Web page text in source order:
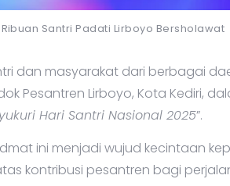
Ribuan Santri Padati Lirboyo Bersholawat
dan masyarakat dari berbagai
Pesantren Lirboyo, Kota Kediri,
Hari Santri Nasional 2025”.
ini menjadi wujud kecintaan
kontribusi pesantren bagi